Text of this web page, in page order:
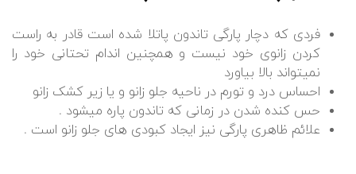
فردی که دچار پارگی تاندون پاتلا شده است قادر به راست
کردن زانوی خود نیست و همچنین اندام تحتانی خود را
نمیتواند بالا بیاورد
احساس درد و تورم در ناحیه جلو زانو و یا زیر کشک زانو
حس کنده شدن در زمانی که تاندون پاره میشود .
علائم ظاهری پارگی نیز ایجاد کبودی های جلو زانو است .